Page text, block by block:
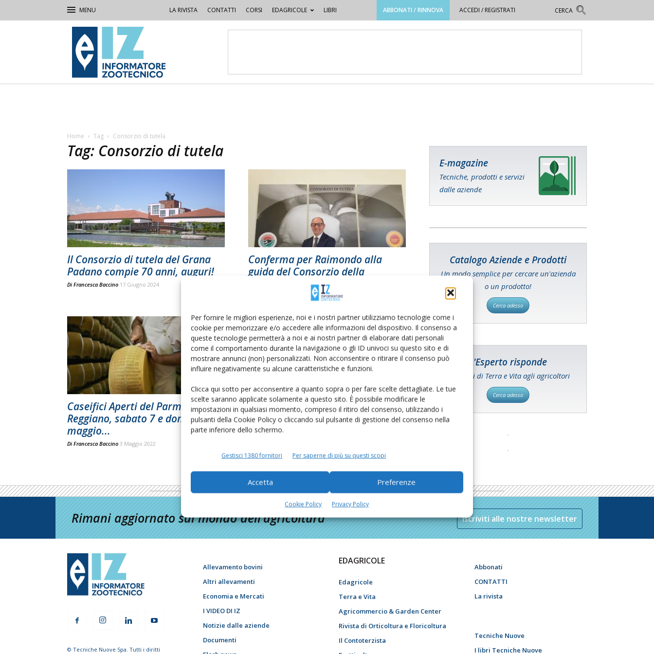
Per fornire le migliori esperienze, noi e i nostri partner utilizziamo tecnologie come i
cookie per memorizzare e/o accedere alle informazioni del dispositivo. Il consenso a
queste tecnologie permetterà a noi e ai nostri partner di elaborare dati personali
come il comportamento durante la navigazione o gli ID univoci su questo sito e di
mostrare annunci (non) personalizzati. Non acconsentire o ritirare il consenso può
influire negativamente su alcune caratteristiche e funzioni.
Clicca qui sotto per acconsentire a quanto sopra o per fare scelte dettagliate. Le tue
scelte saranno applicate solamente a questo sito. È possibile modificare le
impostazioni in qualsiasi momento, compreso il ritiro del consenso, utilizzando i
pulsanti della Cookie Policy o cliccando sul pulsante di gestione del consenso nella
parte inferiore dello schermo.
Gestisci 1380 fornitori Per saperne di più su questi scopi
Accetta Preferenze
Cookie Policy Privacy Policy
LA RIVISTA CONTATTI CORSI EDAGRICOLE LIBRI ABBONATI / RINNOVA ACCEDI / REGISTRATI
IZ
Informatore
Zootecnico
Home Tag Consorzio di tutela
Tag: Consorzio di tutela
Il Consorzio di tutela del Grana
Padano compie 70 anni, auguri!
Di Francesca Baccino 17 Giugno 2024
Conferma per Raimondo alla
guida del Consorzio della
Mozzarella di Bufala...
14 Novembre 2023
Caseifici Aperti del Parmigiano
Reggiano, sabato 7 e domenica 8
maggio...
Di Francesca Baccino 3 Maggio 2022
E-magazine
Tecniche, prodotti e servizi
dalle aziende
Catalogo Aziende e Prodotti
Un modo semplice per cercare un'azienda
o un prodotto!
Cerca adesso
L'Esperto risponde
I consigli di Terra e Vita agli agricoltori
Cerca adesso
Rimani aggiornato sul mondo dell’agricoltura Iscriviti alle nostre newsletter
© Tecniche Nuove Spa. Tutti i diritti
Allevamento bovini
Altri allevamenti
Economia e Mercati
I VIDEO DI IZ
Notizie dalle aziende
Documenti
EDAGRICOLE
Edagricole
Terra e Vita
Agricommercio & Garden Center
Rivista di Orticoltura e Floricoltura
Il Contoterzista
Abbonati
CONTATTI
La rivista
Tecniche Nuove
I libri Tecniche Nuove